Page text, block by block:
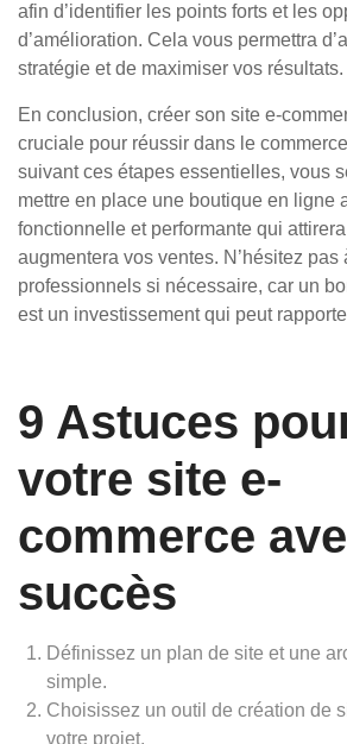
afin d’identifier les points forts et les
d’amélioration. Cela vous permettra
stratégie et de maximiser vos résultats.
En conclusion, créer son site e-
cruciale pour réussir dans le
suivant ces étapes essentielles, vous
mettre en place une boutique en ligne
fonctionnelle et performante qui
augmentera vos ventes. N’hésitez pas
professionnels si nécessaire, car un
est un investissement qui peut
9 Astuces
votre site e-
commerce
succès
Définissez un plan de site et une
simple.
Choisissez un outil de création de
votre projet.